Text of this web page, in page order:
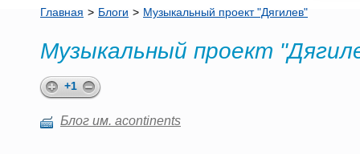
Главная > Блоги > Музыкальный проект "Дягилев"
Музыкальный проект
+1
Блог им. acontinents